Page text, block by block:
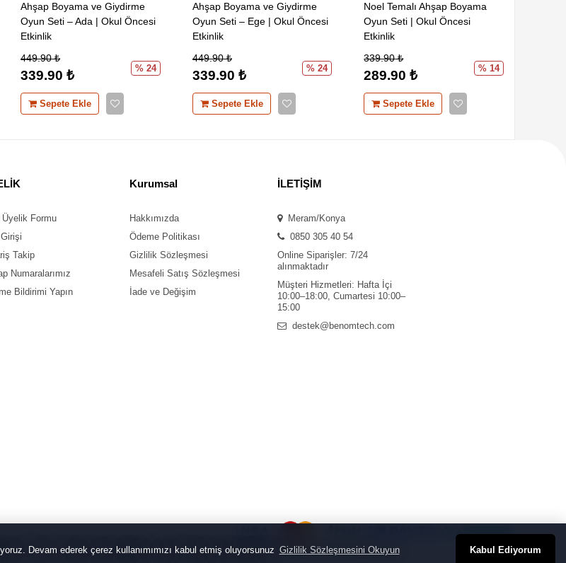
Devam ederek çerez kullanımımızı kabul etmiş oluyorsunuz Gizlilik Sözleşmesini Okuyun Kabul Ediyorum
Ahşap Boyama ve Giydirme
Oyun Seti – Ada | Okul Öncesi
Etkinlik
449.90₺
339.90 ₺ % 24
Sepete Ekle
Ahşap Boyama ve Giydirme
Oyun Seti – Ege | Okul Öncesi
Etkinlik
449.90₺
339.90 ₺ % 24
Sepete Ekle
Noel Temalı Ahşap Boyama
Oyun Seti | Okul Öncesi
Etkinlik
339.90₺
289.90 ₺ % 14
Sepete Ekle
Üyelik Formu
Takip
Numaralarımız
Bildirimi Yapın
Kurumsal
Hakkımızda
Ödeme Politikası
Gizlilik Sözleşmesi
Mesafeli Satış Sözleşmesi
İade ve Değişim
İLETİŞİM
Meram/Konya
0850 305 40 54
Online Siparişler: 7/24
alınmaktadır
Müşteri Hizmetleri: Hafta İçi
10:00–18:00, Cumartesi 10:00–
15:00
destek@benomtech.com